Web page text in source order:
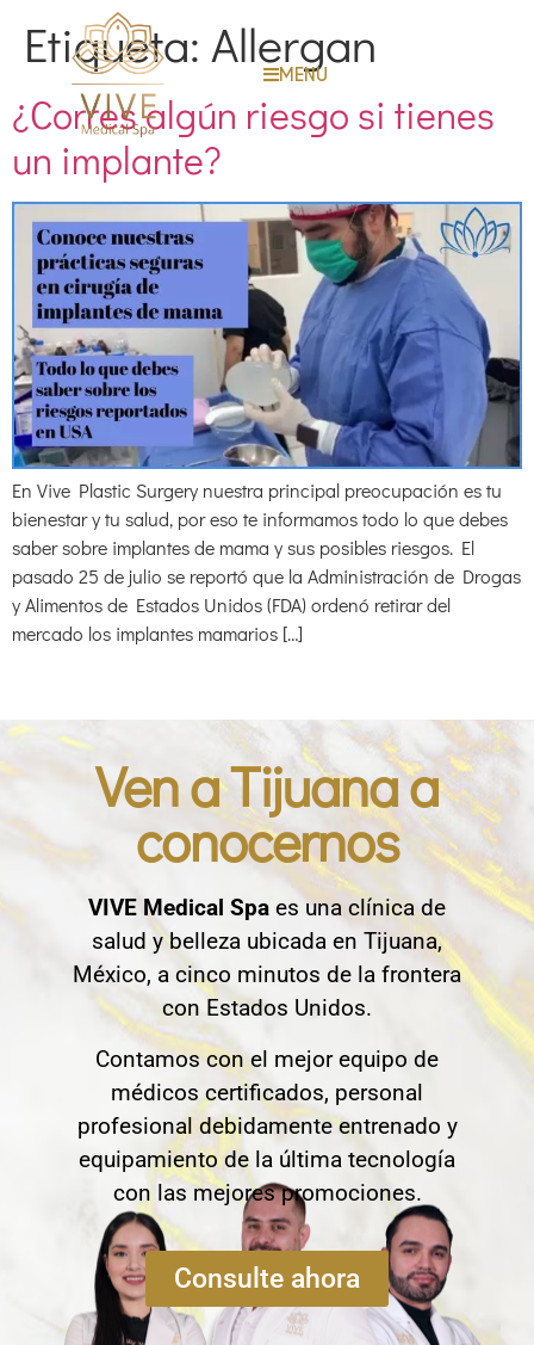
MENU
Etiqueta: Allergan
¿Corres algún riesgo si tienes
un implante?
En Vive Plastic Surgery nuestra principal preocupación es tu
bienestar y tu salud, por eso te informamos todo lo que debes
saber sobre implantes de mama y sus posibles riesgos. El
pasado 25 de julio se reportó que la Administración de Drogas
y Alimentos de Estados Unidos (FDA) ordenó retirar del
mercado los implantes mamarios […]
Ven a Tijuana a
conocernos
VIVE Medical Spa es una clínica de
salud y belleza ubicada en Tijuana,
México, a cinco minutos de la frontera
con Estados Unidos.
Contamos con el mejor equipo de
médicos certificados, personal
profesional debidamente entrenado y
equipamiento de la última tecnología
con las mejores promociones.
Consulte ahora